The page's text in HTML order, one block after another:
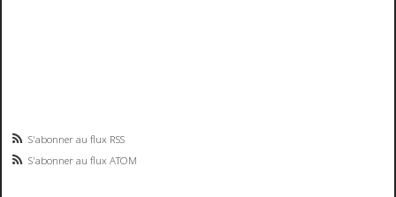
S'abonner au flux RSS
S'abonner au flux ATOM